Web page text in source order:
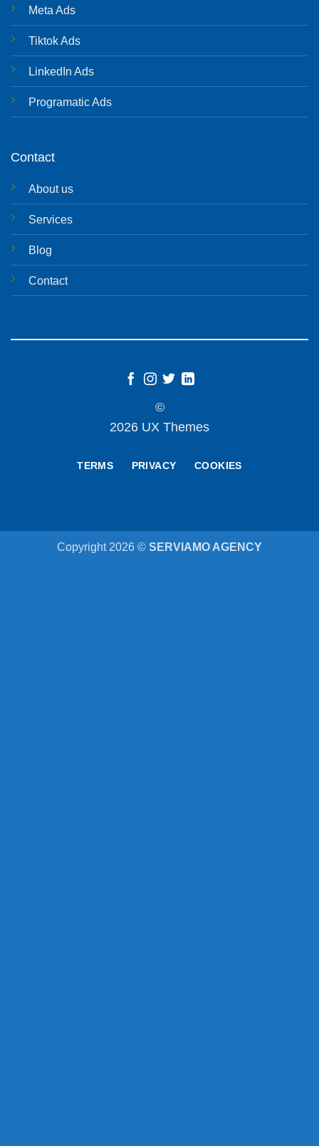
Meta Ads
Tiktok Ads
LinkedIn Ads
Programatic Ads
Contact
About us
Services
Blog
Contact
©
2026 UX Themes
TERMS PRIVACY COOKIES
Copyright 2026 © SERVIAMO AGENCY